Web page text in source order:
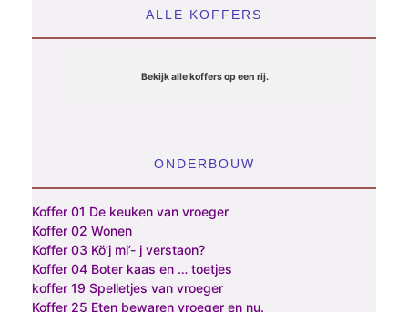
:
/
8
ALLE KOFFERS
Bekijk alle koffers op een rij.
ONDERBOUW
Koffer 01 De keuken van vroeger
Koffer 02 Wonen
Koffer 03 Kö’j mi’- j verstaon?
Koffer 04 Boter kaas en … toetjes
koffer 19 Spelletjes van vroeger
Koffer 25 Eten bewaren vroeger en nu.